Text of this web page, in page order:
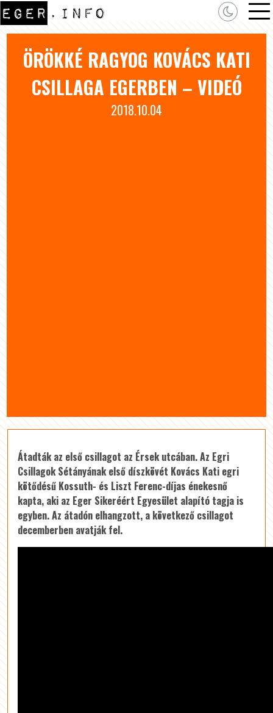
ÖRÖKKÉ RAGYOG KOVÁCS KATI
CSILLAGA EGERBEN – VIDEÓ
2018.10.04
Átadták az első csillagot az Érsek utcában. Az Egri
Csillagok Sétányának első díszkövét Kovács Kati egri
kötődésű Kossuth- és Liszt Ferenc-díjas énekesnő
kapta, aki az Eger Sikeréért Egyesület alapító tagja is
egyben. Az átadón elhangzott, a következő csillagot
decemberben avatják fel.